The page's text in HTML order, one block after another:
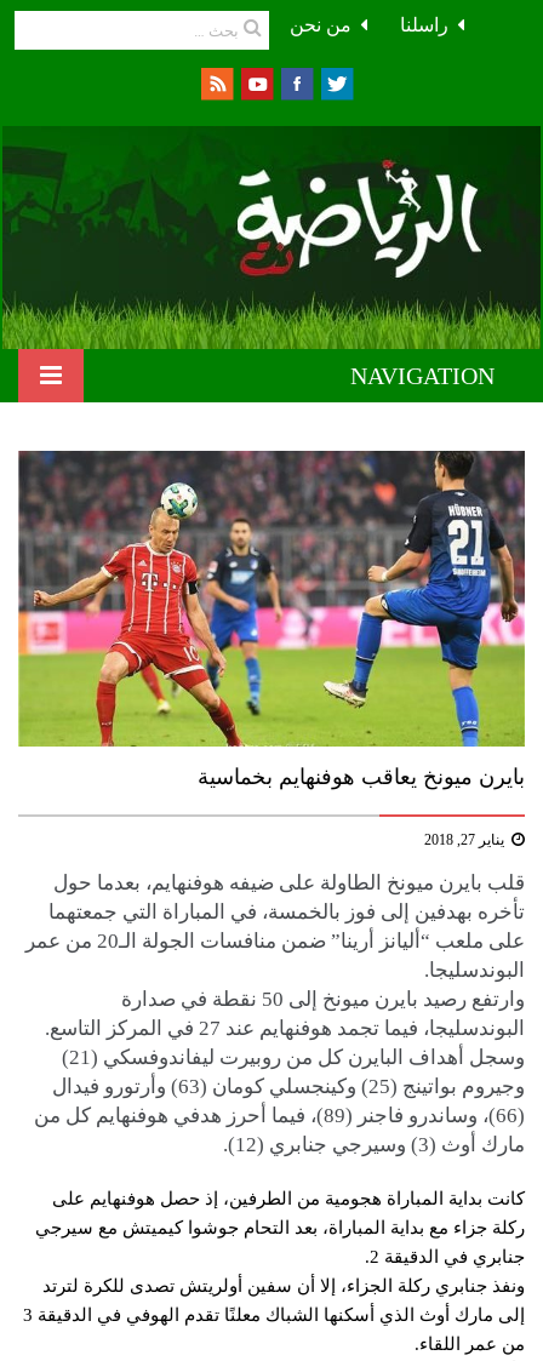
من نحن راسلنا
NAVIGATION
بايرن ميونخ يعاقب هوفنهايم بخماسية
يناير 27, 2018
قلب بايرن ميونخ الطاولة على ضيفه هوفنهايم، بعدما حول
تأخره بهدفين إلى فوز بالخمسة، في المباراة التي جمعتهما
على ملعب “أليانز أرينا” ضمن منافسات الجولة الـ20 من عمر
البوندسليجا.
وارتفع رصيد بايرن ميونخ إلى 50 نقطة في صدارة
البوندسليجا، فيما تجمد هوفنهايم عند 27 في المركز التاسع.
وسجل أهداف البايرن كل من روبيرت ليفاندوفسكي (21)
وجيروم بواتينج (25) وكينجسلي كومان (63) وأرتورو فيدال
(66)، وساندرو فاجنر (89)، فيما أحرز هدفي هوفنهايم كل من
مارك أوث (3) وسيرجي جنابري (12).
كانت بداية المباراة هجومية من الطرفين، إذ حصل هوفنهايم على
ركلة جزاء مع بداية المباراة، بعد التحام جوشوا كيميتش مع سيرجي
جنابري في الدقيقة 2.
ونفذ جنابري ركلة الجزاء، إلا أن سفين أولريتش تصدى للكرة لترتد
إلى مارك أوث الذي أسكنها الشباك معلنًا تقدم الهوفي في الدقيقة 3
من عمر اللقاء.